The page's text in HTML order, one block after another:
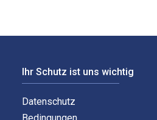
Ihr Schutz ist uns wichtig
Datenschutz